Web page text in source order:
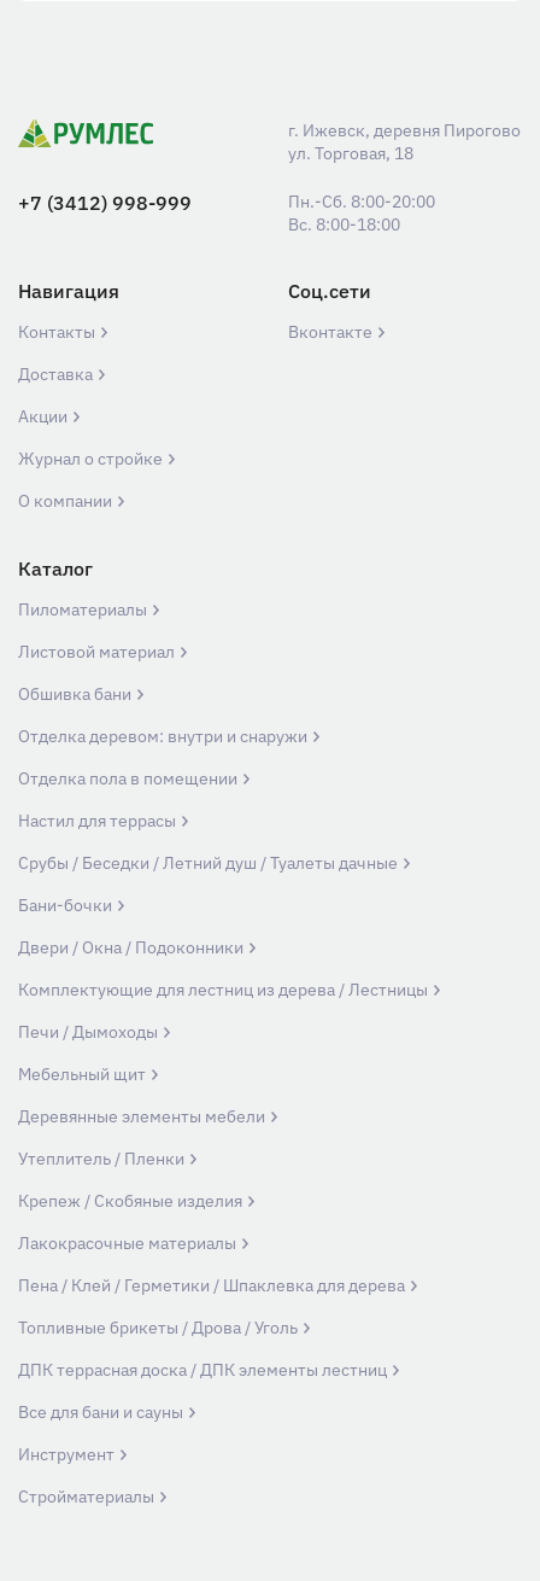
г. Ижевск, деревня Пирогово
ул. Торговая, 18
+7 (3412) 998-999
Пн.-Сб. 8:00-20:00
Вс. 8:00-18:00
Навигация
Контакты
Доставка
Акции
Журнал о стройке
О компании
Соц.сети
Вконтакте
Каталог
Пиломатериалы
Листовой материал
Обшивка бани
Отделка деревом: внутри и снаружи
Отделка пола в помещении
Настил для террасы
Срубы / Беседки / Летний душ / Туалеты дачные
Бани-бочки
Двери / Окна / Подоконники
Комплектующие для лестниц из дерева / Лестницы
Печи / Дымоходы
Мебельный щит
Деревянные элементы мебели
Утеплитель / Пленки
Крепеж / Скобяные изделия
Лакокрасочные материалы
Пена / Клей / Герметики / Шпаклевка для дерева
Топливные брикеты / Дрова / Уголь
ДПК террасная доска / ДПК элементы лестниц
Все для бани и сауны
Инструмент
Стройматериалы